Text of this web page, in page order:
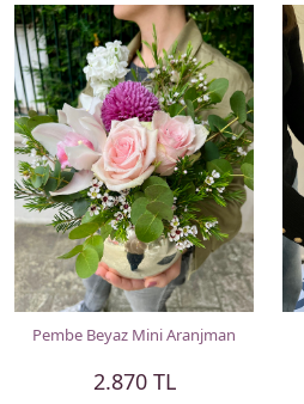
Pembe Beyaz Mini Aranjman
2.870 TL